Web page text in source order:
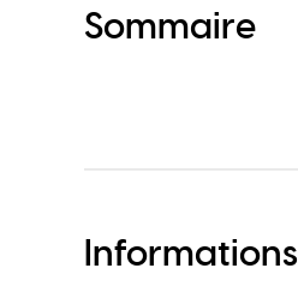
Sommaire
Informations